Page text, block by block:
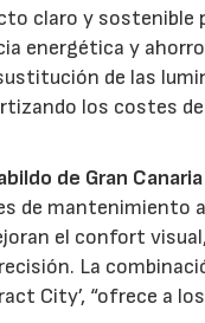
claro y
energética y
de las
los costes
de Gran Canaria
de mantenimiento
el confort
La
City’, “ofrece a